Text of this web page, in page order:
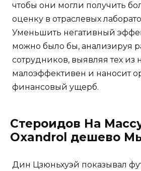
чтобы они могли получить
оценку в отраслевых
Уменьшить негативный
можно было бы, анализируя
сотрудников, выявляя тех из
малоэффективен и наносит
финансовый ущерб.
Стероидов На
Oxandrol дешево
Дин Цзюньхуэй показывал